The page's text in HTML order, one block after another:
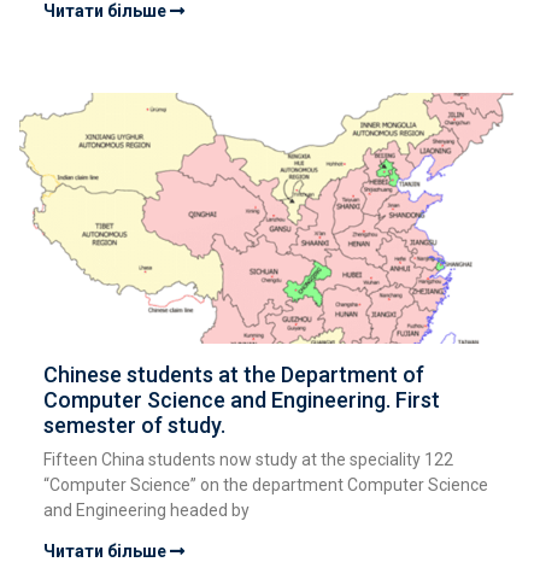
Читати більше
Chinese students at the Department of
Computer Science and Engineering. First
semester of study.
Fifteen China students now study at the speciality 122
“Computer Science” on the department Computer Science
and Engineering headed by
Читати більше